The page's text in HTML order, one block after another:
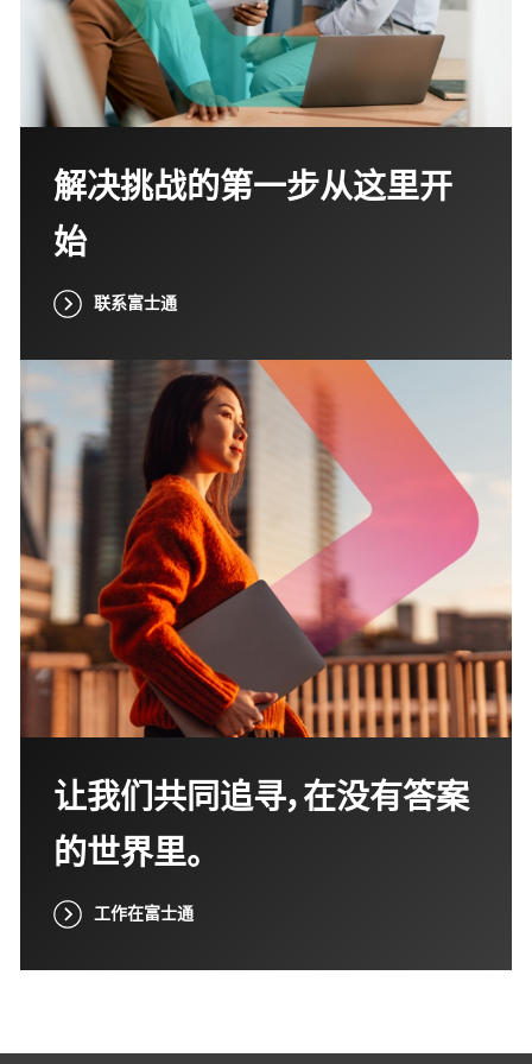
解决挑战的第一步从这里开
始
联系富士通
让我们共同追寻，在没有答案
的世界里。
工作在富士通